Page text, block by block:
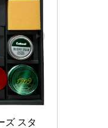
ズ スタ